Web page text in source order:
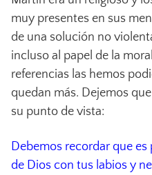
muy presentes en sus
de una solución no
incluso al papel de la
referencias las hemos
quedan más. Dejemos
su punto de vista:
Debemos recordar que
de Dios con tus labios y